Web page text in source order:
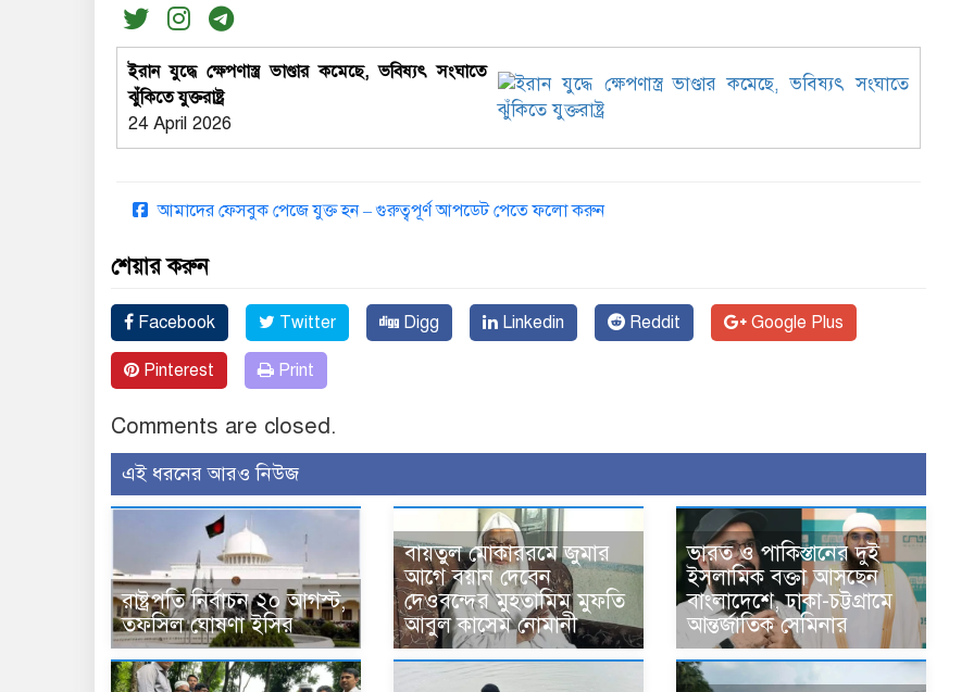
ইরান যুদ্ধে ক্ষেপণাস্ত্র ভাণ্ডার কমেছে, ভবিষ্যৎ সংঘাতে
ঝুঁকিতে যুক্তরাষ্ট্র
24 April 2026
আমাদের ফেসবুক পেজে যুক্ত হন – গুরুত্বপূর্ণ আপডেট পেতে ফলো করুন
শেয়ার করুন
Facebook Twitter Digg Linkedin Reddit Google Plus
Pinterest Print
Comments are closed.
এই ধরনের আরও নিউজ
রাষ্ট্রপতি নির্বাচন ২০ আগস্ট,
তফসিল ঘোষণা ইসির
বায়তুল মোকাররমে জুমার
আগে বয়ান দেবেন
দেওবন্দের মুহতামিম মুফতি
আবুল কাসেম নোমানী
ভারত ও পাকিস্তানের দুই
ইসলামিক বক্তা আসছেন
বাংলাদেশে, ঢাকা-চট্টগ্রামে
আন্তর্জাতিক সেমিনার